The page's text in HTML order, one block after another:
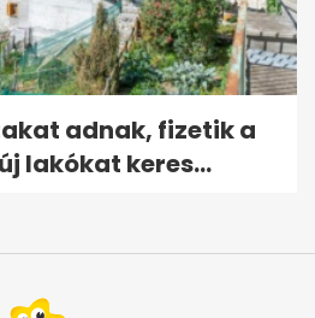
adnak, fizetik a
lakókat keres...